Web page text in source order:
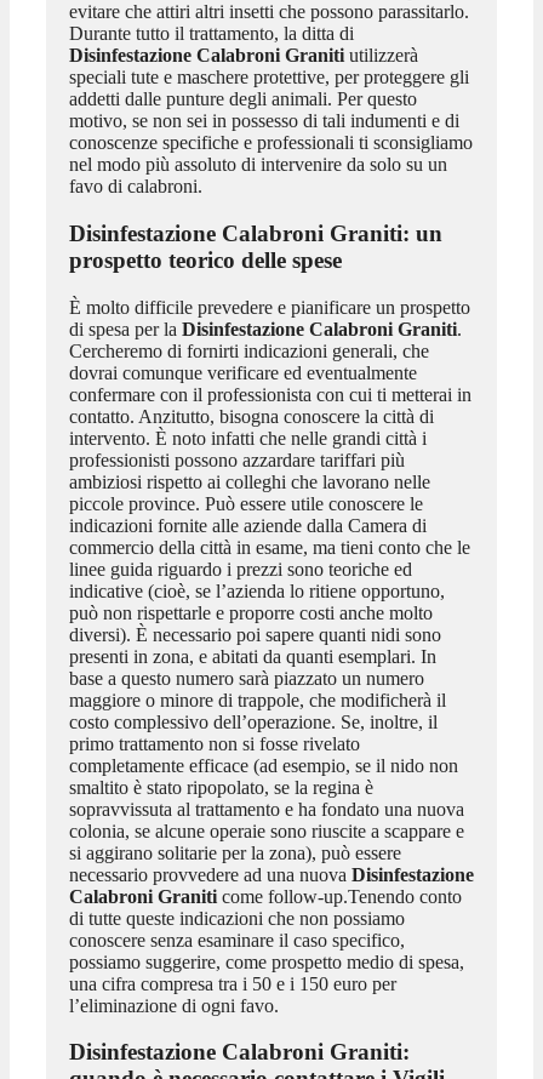
evitare che attiri altri insetti che possono parassitarlo.
Durante tutto il trattamento, la ditta di
Disinfestazione Calabroni Granitiutilizzerà
speciali tute e maschere protettive, per proteggere gli
addetti dalle punture degli animali. Per questo
motivo, se non sei in possesso di tali indumenti e di
conoscenze specifiche e professionali ti sconsigliamo
nel modo più assoluto di intervenire da solo su un
favo di calabroni.
Disinfestazione Calabroni Graniti: un
prospetto teorico delle spese
È molto difficile prevedere e pianificare un prospetto
di spesa per la Disinfestazione Calabroni Graniti.
Cercheremo di fornirti indicazioni generali, che
dovrai comunque verificare ed eventualmente
confermare con il professionista con cui ti metterai in
contatto. Anzitutto, bisogna conoscere la città di
intervento. È noto infatti che nelle grandi città i
professionisti possono azzardare tariffari più
ambiziosi rispetto ai colleghi che lavorano nelle
piccole province. Può essere utile conoscere le
indicazioni fornite alle aziende dalla Camera di
commercio della città in esame, ma tieni conto che le
linee guida riguardo i prezzi sono teoriche ed
indicative (cioè, se l’azienda lo ritiene opportuno,
può non rispettarle e proporre costi anche molto
diversi). È necessario poi sapere quanti nidi sono
presenti in zona, e abitati da quanti esemplari. In
base a questo numero sarà piazzato un numero
maggiore o minore di trappole, che modificherà il
costo complessivo dell’operazione. Se, inoltre, il
primo trattamento non si fosse rivelato
completamente efficace (ad esempio, se il nido non
smaltito è stato ripopolato, se la regina è
sopravvissuta al trattamento e ha fondato una nuova
colonia, se alcune operaie sono riuscite a scappare e
si aggirano solitarie per la zona), può essere
necessario provvedere ad una nuova Disinfestazione
Calabroni Graniticome follow-up.Tenendo conto
di tutte queste indicazioni che non possiamo
conoscere senza esaminare il caso specifico,
possiamo suggerire, come prospetto medio di spesa,
una cifra compresa tra i 50 e i 150 euro per
l’eliminazione di ogni favo.
Disinfestazione Calabroni Graniti: